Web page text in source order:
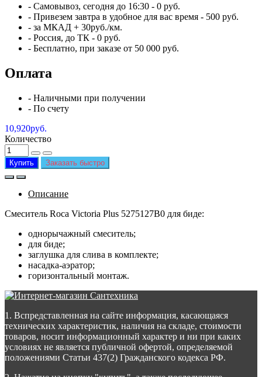
- Самовывоз, сегодня до 16:30 - 0 руб.
- Привезем завтра в удобное для вас время - 500 руб.
- за МКАД + 30руб./км.
- Россия, до ТК - 0 руб.
- Бесплатно, при заказе от 50 000 руб.
Оплата
- Наличными при получении
- По счету
10,920руб.
Количество
Купить Заказать быстро
Описание
Смеситель Roca Victoria Plus 5275127B0 для биде:
однорычажный смеситель;
для биде;
заглушка для слива в комплекте;
насадка-аэратор;
горизонтальный монтаж.
1. Вспредставленная на сайте информация, касающаяся
технических характеристик, наличия на складе, стоимости
товаров, носит информационный характер и ни при каких
условиях не является публичной офертой, определяемой
положениями Статьи 437(2) Гражданского кодекса РФ.